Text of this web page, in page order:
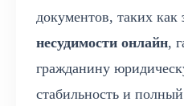
документов, таких как
несудимости онлайн,
гражданину
стабильность и